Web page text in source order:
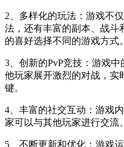
2、多样化的玩法：游戏不
法，还有丰富的副本、战斗
的喜好选择不同的游戏方式。
3、创新的PvP竞技：游戏
他玩家展开激烈的对战，实
键。
4、丰富的社交互动：游戏
家可以与其他玩家进行交流
5、不断更新和优化：游戏